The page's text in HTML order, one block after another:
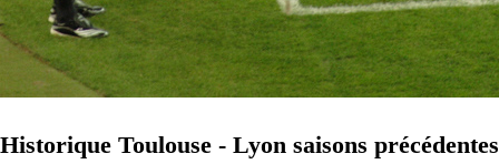
Historique Toulouse - Lyon saisons précédentes